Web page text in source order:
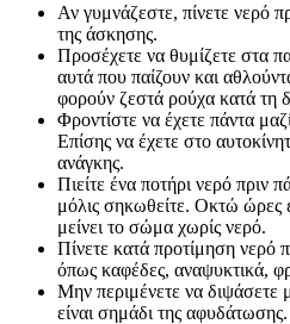
Αν γυμνάζεστε, πίνετε νερό
της άσκησης.
Προσέχετε να θυμίζετε στα
αυτά που παίζουν και
φορούν ζεστά ρούχα κατά τη
Φροντίστε να έχετε πάντα
Επίσης να έχετε στο
ανάγκης.
Πιείτε ένα ποτήρι νερό πριν
μόλις σηκωθείτε. Οκτώ ώρες
μείνει το σώμα χωρίς νερό.
Πίνετε κατά προτίμηση νερό
όπως καφέδες, αναψυκτικά,
Μην περιμένετε να διψάσετε
είναι σημάδι της αφυδάτωσης.